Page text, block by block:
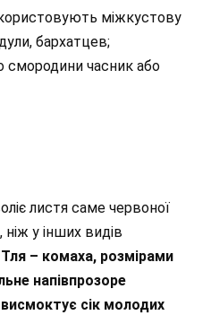
міжкустову
бархатцев;
часник або
листя саме червоної
у інших видів
Тля – комаха, розмірами
напівпрозоре
сік молодих